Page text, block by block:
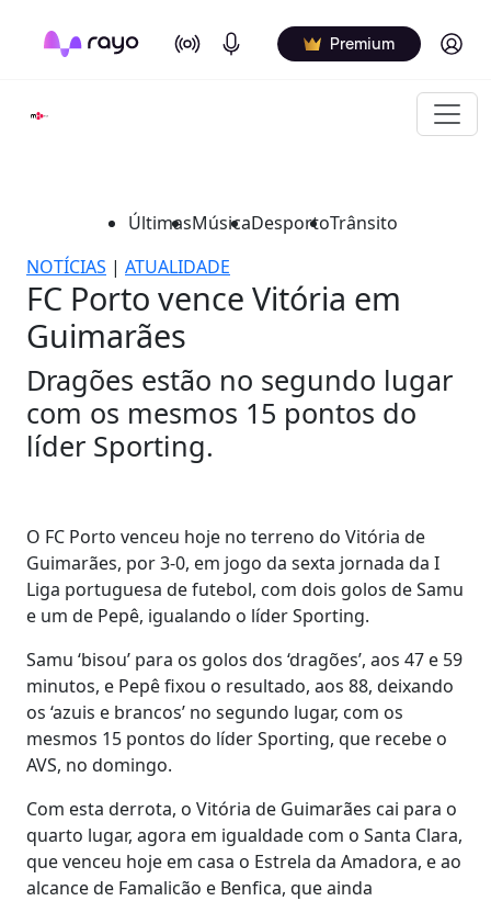
On Air Podcasts Premium Log in
ÚltimasMúsicaDesportoTrânsito
NOTÍCIAS | ATUALIDADE
FC Porto vence Vitória em
Guimarães
Dragões estão no segundo lugar
com os mesmos 15 pontos do
líder Sporting.
O FC Porto venceu hoje no terreno do Vitória de
Guimarães, por 3-0, em jogo da sexta jornada da I
Liga portuguesa de futebol, com dois golos de Samu
e um de Pepê, igualando o líder Sporting.
Samu ‘bisou’ para os golos dos ‘dragões’, aos 47 e 59
minutos, e Pepê fixou o resultado, aos 88, deixando
os ‘azuis e brancos’ no segundo lugar, com os
mesmos 15 pontos do líder Sporting, que recebe o
AVS, no domingo.
Com esta derrota, o Vitória de Guimarães cai para o
quarto lugar, agora em igualdade com o Santa Clara,
que venceu hoje em casa o Estrela da Amadora, e ao
alcance de Famalicão e Benfica, que ainda